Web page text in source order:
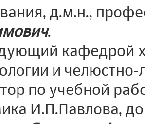
д.м.н.,
.
кафедрой
и
по учебной
И.П.Павлова,